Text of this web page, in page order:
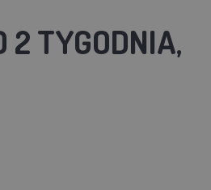
2 TYGODNIA,